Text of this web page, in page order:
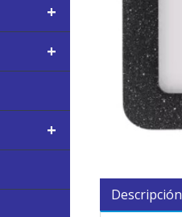
Descripción
+
+
+